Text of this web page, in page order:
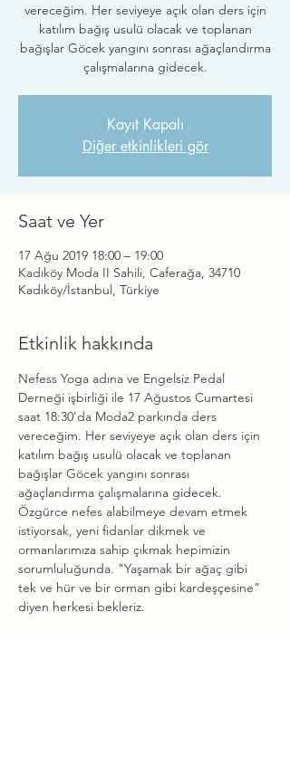
vereceğim. Her seviyeye açık olan ders için
katılım bağış usulü olacak ve toplanan
bağışlar Göcek yangını sonrası ağaçlandırma
çalışmalarına gidecek.
Kayıt Kapalı
Diğer etkinlikleri gör
Saat ve Yer
17 Ağu 2019 18:00 – 19:00
Kadıköy Moda II Sahili, Caferağa, 34710
Kadıköy/İstanbul, Türkiye
Etkinlik hakkında
Nefess Yoga adına ve Engelsiz Pedal
Derneği işbirliği ile 17 Ağustos Cumartesi
saat 18:30'da Moda2 parkında ders
vereceğim. Her seviyeye açık olan ders için
katılım bağış usulü olacak ve toplanan
bağışlar Göcek yangını sonrası
ağaçlandırma çalışmalarına gidecek.
Özgürce nefes alabilmeye devam etmek
istiyorsak, yeni fidanlar dikmek ve
ormanlarımıza sahip çıkmak hepimizin
sorumluluğunda. "Yaşamak bir ağaç gibi
tek ve hür ve bir orman gibi kardeşçesine"
diyen herkesi bekleriz.